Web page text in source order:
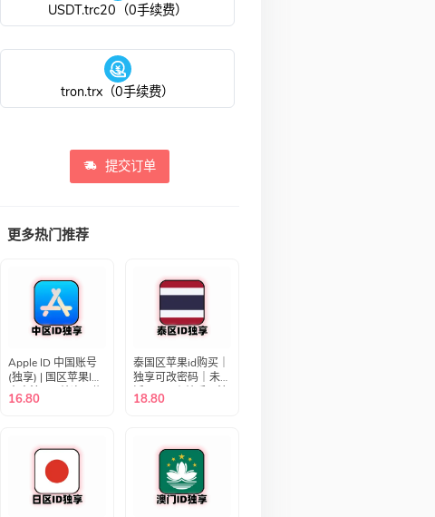
USDT.trc20（0手续费）
tron.trx（0手续费）
提交订单
更多热门推荐
Apple ID 中国账号
(独享) | 国区苹果ID
官方注册 | 纯净可绑
手机 | 即开即用
16.80
泰国区苹果id购买｜
独享可改密码｜未激
活icloud｜纯手工注
册｜泰国Apple ID｜
18.80